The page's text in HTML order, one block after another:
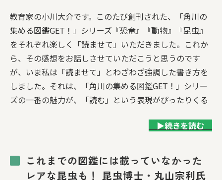
教育家の小川大介です。このたび創刊された、「角川の
集める図鑑GET！」シリーズ『恐竜』『動物』『昆虫』
をそれぞれ楽しく「読ませて」いただきました。これか
ら、その感想をお話しさせていただこうと思うのです
が、いま私は「読ませて」とわざわざ強調した書き方を
しました。それは、「角川の集める図鑑GET！」シリー
ズの一番の魅力が、「読む」という表現がぴったりくる
▶続きを読む
これまでの図鑑には載っていなかった
レアな昆虫も！ 昆虫博士・丸山宗利氏